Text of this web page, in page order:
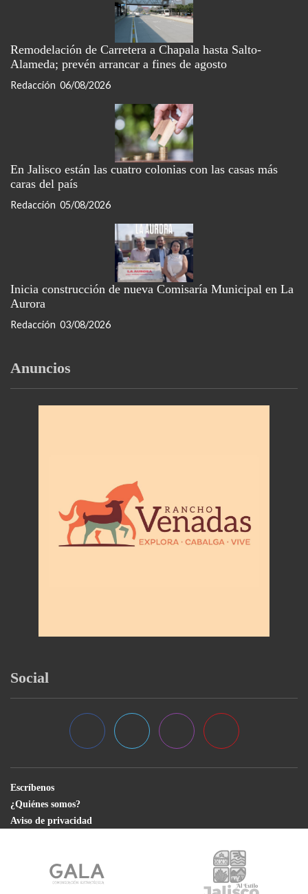
Remodelación de Carretera a Chapala hasta Salto-
Alameda; prevén arrancar a fines de agosto
Redacción 06/08/2026
En Jalisco están las cuatro colonias con las casas más
caras del país
Redacción 05/08/2026
Inicia construcción de nueva Comisaría Municipal en La
Aurora
Redacción 03/08/2026
Anuncios
Social
Escríbenos
¿Quiénes somos?
Aviso de privacidad